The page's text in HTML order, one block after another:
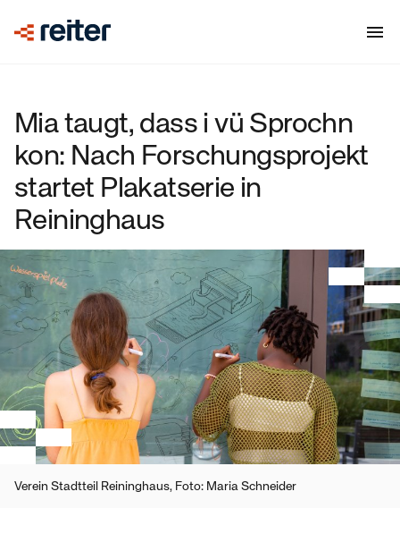
Mia taugt, dass i vü Sprochn
kon: Nach Forschungsprojekt
startet Plakatserie in
Reininghaus
Verein Stadtteil Reininghaus, Foto: Maria Schneider